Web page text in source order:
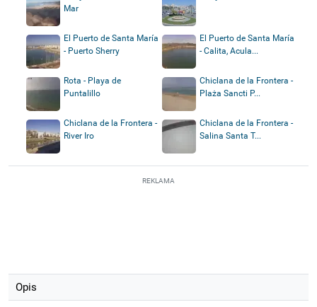
Mar
El Puerto de Santa María
- Puerto Sherry
El Puerto de Santa María
- Calita, Acula...
Rota - Playa de
Puntalillo
Chiclana de la Frontera -
Plaża Sancti P...
Chiclana de la Frontera -
River Iro
Chiclana de la Frontera -
Salina Santa T...
REKLAMA
Opis